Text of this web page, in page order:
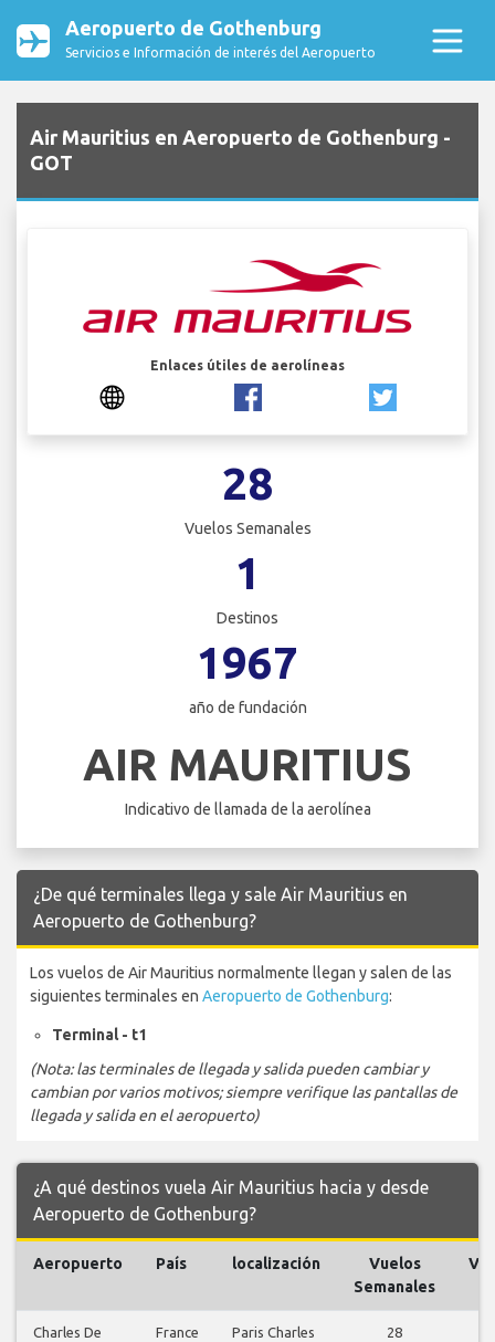
Aeropuerto de Gothenburg
Servicios e Información de interés del Aeropuerto
Air Mauritius en Aeropuerto de Gothenburg -
GOT
Enlaces útiles de aerolíneas
28
Vuelos Semanales
1
Destinos
1967
año de fundación
AIR MAURITIUS
Indicativo de llamada de la aerolínea
¿De qué terminales llega y sale Air Mauritius en
Aeropuerto de Gothenburg?
Los vuelos de Air Mauritius normalmente llegan y salen de las
siguientes terminales en Aeropuerto de Gothenburg:
Terminal - t1
(Nota: las terminales de llegada y salida pueden cambiar y
cambian por varios motivos; siempre verifique las pantallas de
llegada y salida en el aeropuerto)
¿A qué destinos vuela Air Mauritius hacia y desde
Aeropuerto de Gothenburg?
Aeropuerto País localización
Vuelos
Semanales
Charles De
France
Paris Charles
28